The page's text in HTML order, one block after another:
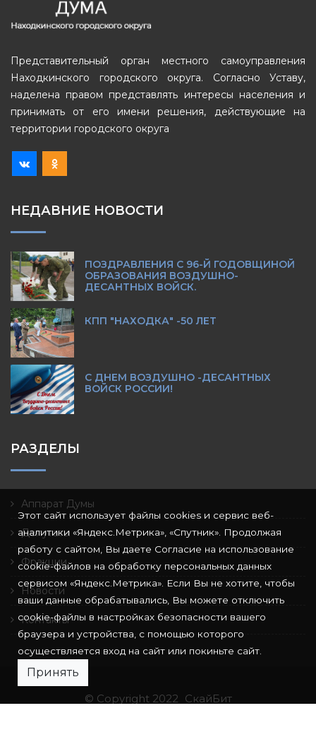
Представительный орган местного самоуправления
Находкинского городского округа. Согласно Уставу,
наделена правом представлять интересы населения и
принимать от его имени решения, действующие на
территории городского округа
НЕДАВНИЕ НОВОСТИ
ПОЗДРАВЛЕНИЯ С 96-Й ГОДОВЩИНОЙ
ОБРАЗОВАНИЯ ВОЗДУШНО-
ДЕСАНТНЫХ ВОЙСК.
КПП "НАХОДКА" -50 ЛЕТ
С ДНЕМ ВОЗДУШНО -ДЕСАНТНЫХ
ВОЙСК РОССИИ!
РАЗДЕЛЫ
Аппарат Думы
Депутаты
Фракции
Новости
Контакты
© Copyright 2022 СкайБит
Этот сайт использует файлы cookies и сервис веб-
аналитики «Яндекс.Метрика», «Спутник». Продолжая
работу с сайтом, Вы даете Согласие на использование
cookie-файлов на обработку персональных данных
сервисом «Яндекс.Метрика». Если Вы не хотите, чтобы
ваши данные обрабатывались, Вы можете отключить
cookie-файлы в настройках безопасности вашего
браузера и устройства, с помощью которого
осуществляется вход на сайт или покиньте сайт.
Принять